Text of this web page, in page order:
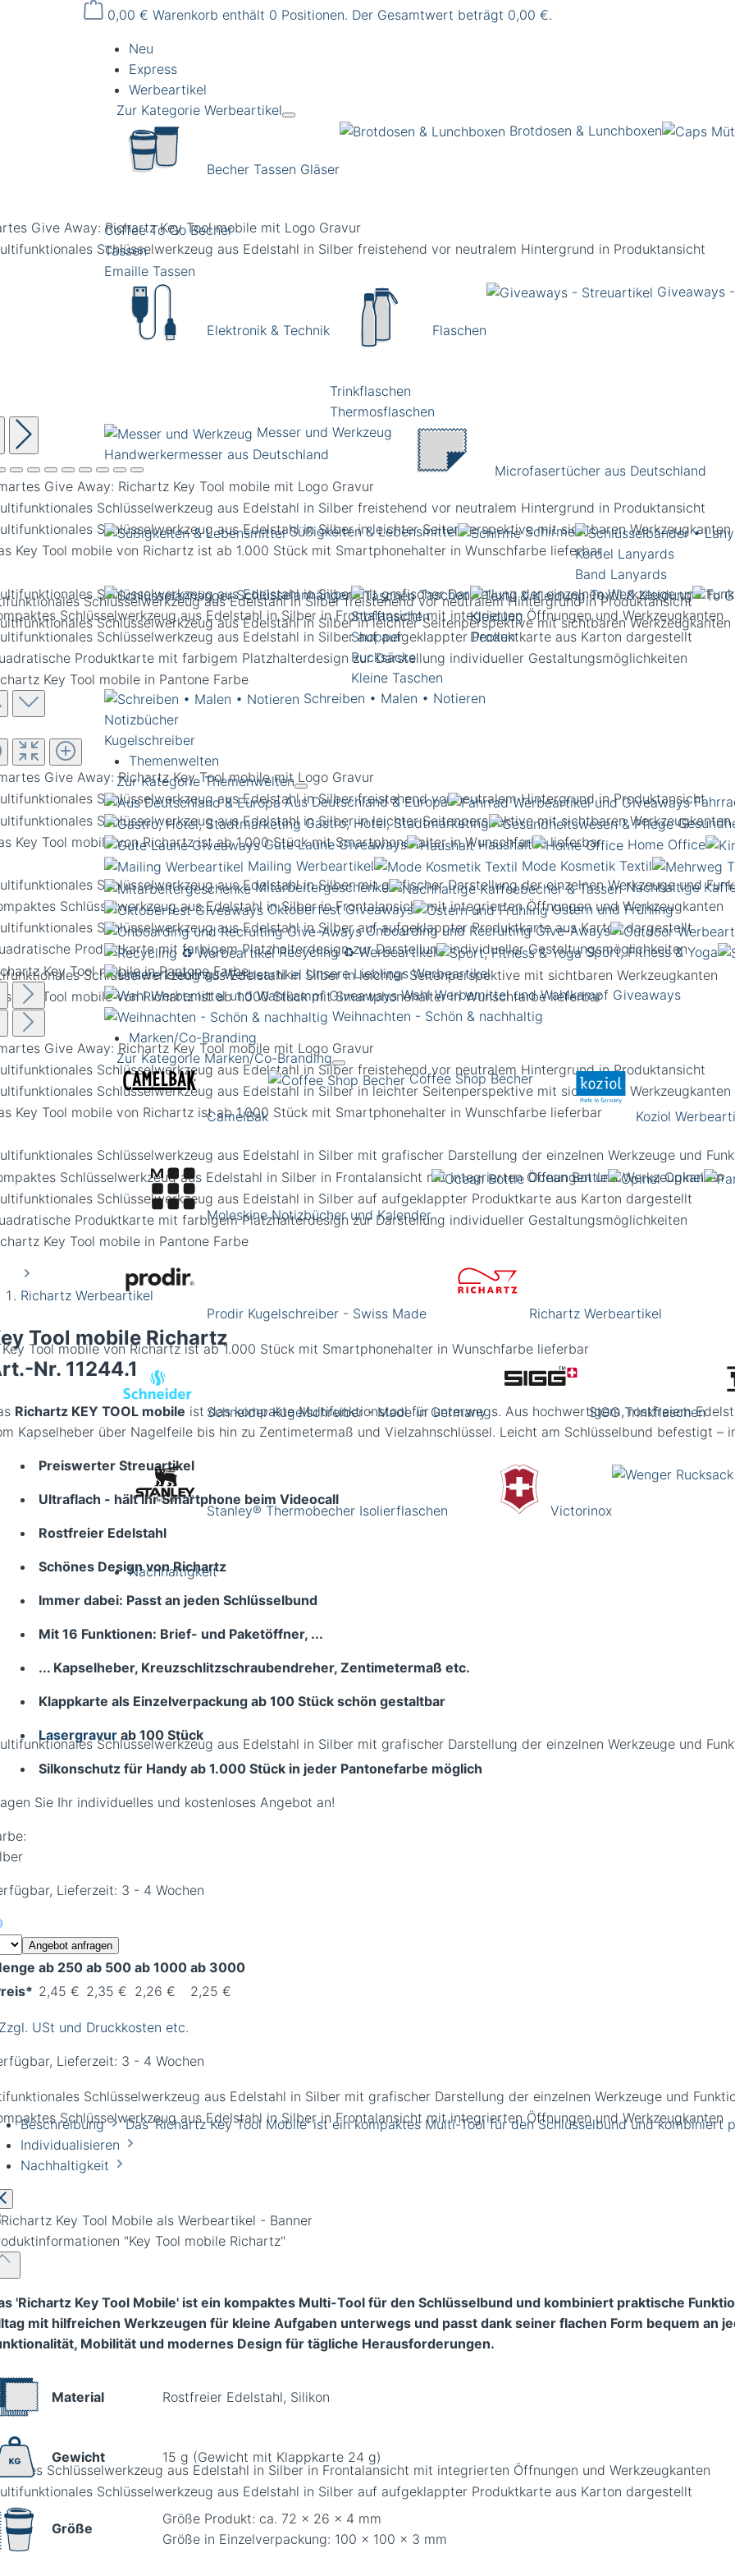
0,00 € Warenkorb enthält 0 Positionen. Der Gesamtwert beträgt 0,00 €.
Neu
Express
Werbeartikel
Zur Kategorie Werbeartikel
Becher Tassen Gläser
Coffee To Go Becher
Tassen
Emaille Tassen
Brotdosen & Lunchboxen
Elektronik & Technik Flaschen
Trinkflaschen
Thermosflaschen
Giveaways
Messer und Werkzeug
Handwerkermesser aus Deutschland
Microfasertücher aus Deutschland
Süßigkeiten & Lebensmittel Schirme
Kordel Lanyards
Band Lanyards
Schlüsselanhänger
Taschen
Stofftaschen
Shopper
Rucksäcke
Kleine Taschen
Textil & Kleidung
Kleidung
Decken
Schreiben • Malen • Notieren
Notizbücher
Kugelschreiber
Themenwelten
Zur Kategorie Themenwelten
Aus Deutschland & Europa
Gastro, Hotel, Stadtmarketing
Gute Laune Giveaways
Haushalt Home Office
Mailing Werbeartikel
Mode Kosmetik Textil
Mitarbeitergeschenke
Nachhaltige
Oktoberfest Giveaways
Ostern und Frühling
Onboarding und Recruiting Give-Aways
Recycling ♻️ Werbeartikel
Sport, Fitness & Yoga
Unsere Lieblings Werbeartikel
Wahl Werbemittel und Wahlkampf Giveaways
Weihnachten - Schön & nachhaltig
Marken/Co-Branding
Zur Kategorie Marken/Co-Branding
CamelBak
Coffee Shop Becher
Koziol
Moleskine Notizbücher und Kalender
Ocean Bottle Opinel
Prodir Kugelschreiber - Swiss Made Richartz Werbeartikel
Schneider Kugelschreiber - Made in Germany SIGG Trinkflaschen
Stanley® Thermobecher Isolierflaschen Victorinox
Nachhaltigkeit
Give Away: Richartz Key Tool mobile mit Logo Gravur
Schlüsselwerkzeug aus Edelstahl in Silber freistehend vor neutralem Hintergrund in Produktansicht
Schlüsselwerkzeug aus Edelstahl in Silber in leichter Seitenperspektive mit sichtbaren Werkzeugkanten
Key Tool mobile von Richartz ist ab 1.000 Stück mit Smartphonehalter in Wunschfarbe lieferbar
Schlüsselwerkzeug aus Edelstahl in Silber mit grafischer Darstellung der einzelnen Werkzeuge und
Schlüsselwerkzeug aus Edelstahl in Silber in Frontalansicht mit integrierten Öffnungen und Werkzeugkanten
Richartz Werbeartikel
Tool mobile Richartz
Nr. 11244.1
Richartz KEY TOOL mobile ist das kompakte Multifunktionstool für unterwegs. Aus hochwertigem, rostfreiem
Kapselheber über Nagelfeile bis hin zu Zentimetermaß und Vielzahnschlüssel. Leicht am Schlüsselbund befestigt –
Preiswerter Streuartikel
Ultraflach - hält Ihr Smartphone beim Videocall
Rostfreier Edelstahl
Schönes Design von Richartz
Immer dabei: Passt an jeden Schlüsselbund
Mit 16 Funktionen: Brief- und Paketöffner, ...
... Kapselheber, Kreuzschlitzschraubendreher, Zentimetermaß etc.
Klappkarte als Einzelverpackung ab 100 Stück schön gestaltbar
Lasergravur ab 100 Stück
Silkonschutz für Handy ab 1.000 Stück in jeder Pantonefarbe möglich
Sie Ihr individuelles und kostenloses Angebot an!
Lieferzeit: 3 - 4 Wochen
Angebot anfragen
ab 250 ab 500 ab 1000 ab 3000
2,45 € 2,35 € 2,26 € 2,25 €
USt und Druckkosten etc.
Lieferzeit: 3 - 4 Wochen
Beschreibung Das 'Richartz Key Tool Mobile' ist ein kompaktes Multi-Tool für den Schlüsselbund und kombiniert
Individualisieren
Nachhaltigkeit
"Key Tool mobile Richartz"
'Richartz Key Tool Mobile' ist ein kompaktes Multi-Tool für den Schlüsselbund und kombiniert praktische
mit hilfreichen Werkzeugen für kleine Aufgaben unterwegs und passt dank seiner flachen Form bequem an
Mobilität und modernes Design für tägliche Herausforderungen.
Material Rostfreier Edelstahl, Silikon
Gewicht 15 g (Gewicht mit Klappkarte 24 g)
Größe
Größe Produkt: ca. 72 x 26 x 4 mm
Größe in Einzelverpackung: 100 x 100 x 3 mm